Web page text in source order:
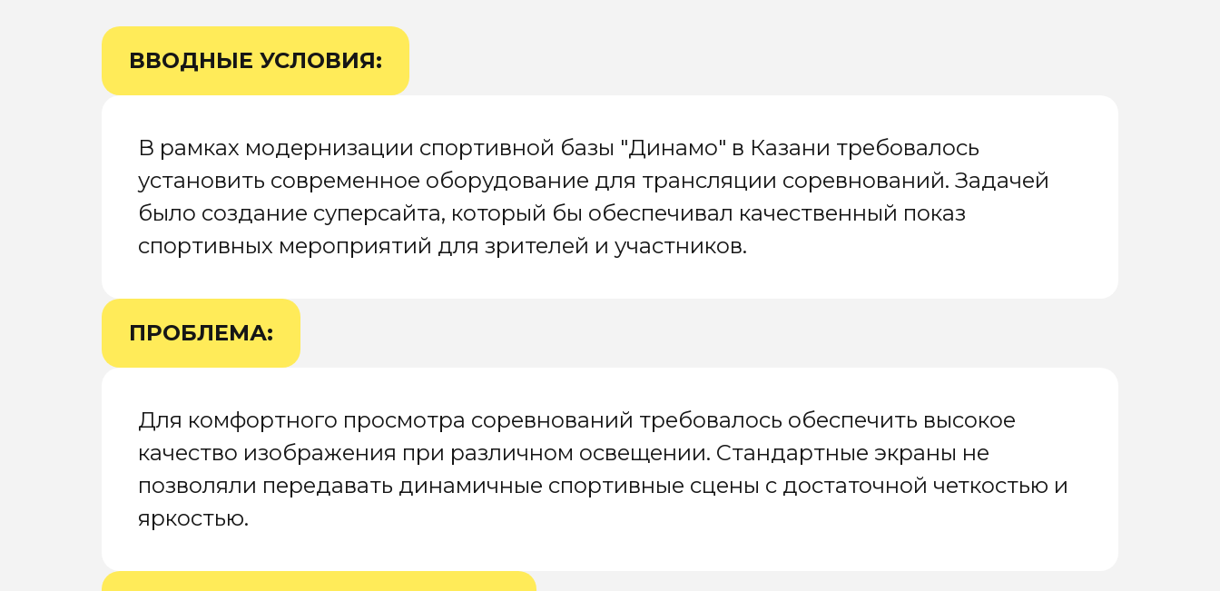
ВВОДНЫЕ УСЛОВИЯ:
В рамках модернизации спортивной базы "Динамо" в Казани требовалось
установить современное оборудование для трансляции соревнований. Задачей
было создание суперсайта, который бы обеспечивал качественный показ
спортивных мероприятий для зрителей и участников.
ПРОБЛЕМА:
Для комфортного просмотра соревнований требовалось обеспечить высокое
качество изображения при различном освещении. Стандартные экраны не
позволяли передавать динамичные спортивные сцены с достаточной четкостью и
яркостью.